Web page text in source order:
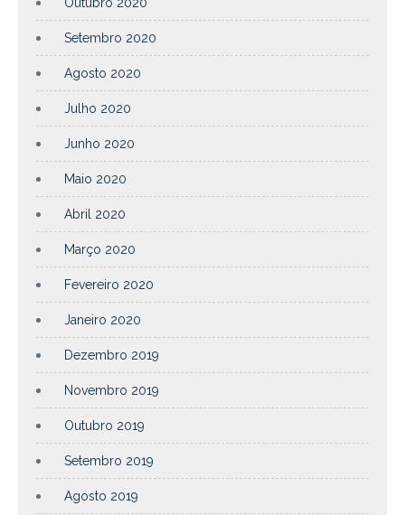
Setembro 2020
Agosto 2020
Julho 2020
Junho 2020
Maio 2020
Abril 2020
Março 2020
Fevereiro 2020
Janeiro 2020
Dezembro 2019
Novembro 2019
Outubro 2019
Setembro 2019
Agosto 2019